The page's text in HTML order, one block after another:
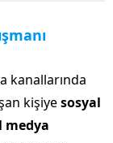
kanallarında
kişiyesosyal
medya